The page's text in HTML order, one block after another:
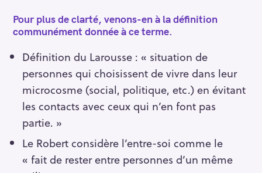
Pour plus de clarté, venons-en à la définition
communément donnée à ce terme.
Définition du Larousse : « situation de
personnes qui choisissent de vivre dans leur
microcosme (social, politique, etc.) en évitant
les contacts avec ceux qui n’en font pas
partie. »
Le Robert considère l’entre-soi comme le
« fait de rester entre personnes d’un même